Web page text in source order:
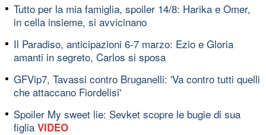
Tutto per la mia famiglia, spoiler 14/8: Harika e Omer,
in cella insieme, si avvicinano
Il Paradiso, anticipazioni 6-7 marzo: Ezio e Gloria
amanti in segreto, Carlos si sposa
GFVip7, Tavassi contro Bruganelli: 'Va contro tutti quelli
che attaccano Fiordelisi'
Spoiler My sweet lie: Sevket scopre le bugie di sua
figlia VIDEO